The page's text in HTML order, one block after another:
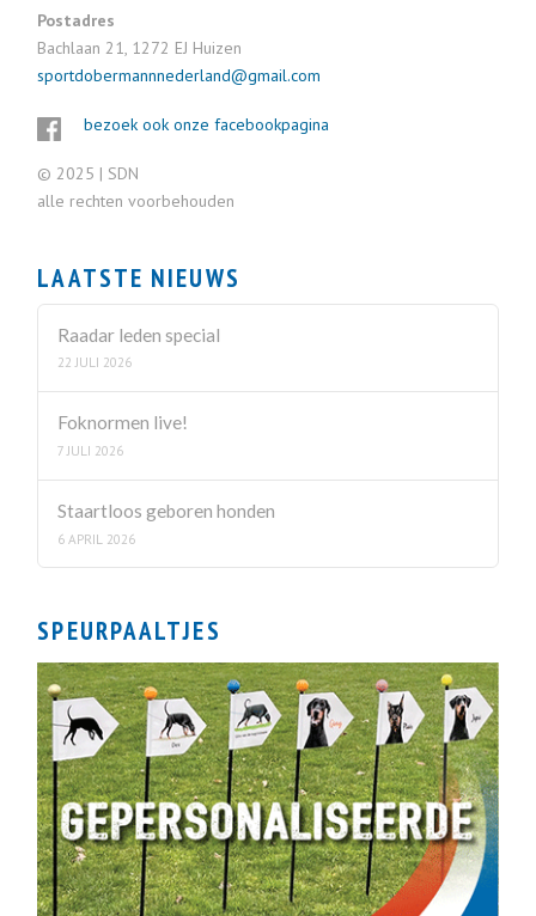
Postadres
Bachlaan 21, 1272 EJ Huizen
sportdobermannnederland@gmail.com
bezoek ook onze facebookpagina
© 2025 | SDN
alle rechten voorbehouden
LAATSTE NIEUWS
Raadar leden special
22 JULI 2026
Foknormen live!
7 JULI 2026
Staartloos geboren honden
6 APRIL 2026
SPEURPAALTJES